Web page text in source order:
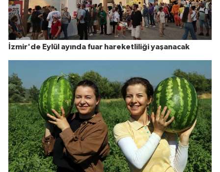
İzmir'de Eylül ayında fuar hareketliliği yaşanacak